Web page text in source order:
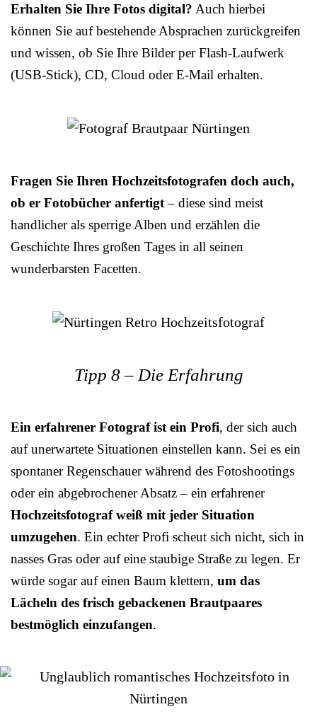
Erhalten Sie Ihre Fotos digital? Auch hierbei
können Sie auf bestehende Absprachen zurückgreifen
und wissen, ob Sie Ihre Bilder per Flash-Laufwerk
(USB-Stick), CD, Cloud oder E-Mail erhalten.
Fragen Sie Ihren Hochzeitsfotografen doch auch,
ob er Fotobücher anfertigt– diese sind meist
handlicher als sperrige Alben und erzählen die
Geschichte Ihres großen Tages in all seinen
wunderbarsten Facetten.
Tipp 8 – Die Erfahrung
Ein erfahrener Fotograf ist ein Profi, der sich auch
auf unerwartete Situationen einstellen kann. Sei es ein
spontaner Regenschauer während des Fotoshootings
oder ein abgebrochener Absatz – ein erfahrener
Hochzeitsfotograf weiß mit jeder Situation
umzugehen. Ein echter Profi scheut sich nicht, sich in
nasses Gras oder auf eine staubige Straße zu legen. Er
würde sogar auf einen Baum klettern, um das
Lächeln des frisch gebackenen Brautpaares
bestmöglich einzufangen.